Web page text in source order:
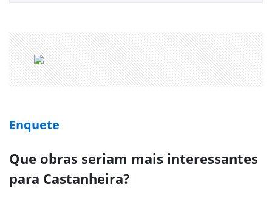
Enquete
Que obras seriam mais interessantes
para Castanheira?